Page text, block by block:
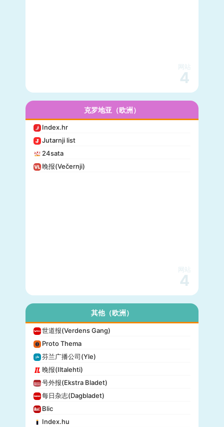
网站
4
克罗地亚（欧洲）
Index.hr
Jutarnji list
24sata
晚报(Večernji)
网站
4
其他（欧洲）
世道报(Verdens Gang)
Proto Thema
芬兰广播公司(Yle)
晚报(Iltalehti)
号外报(Ekstra Bladet)
每日杂志(Dagbladet)
Blic
Index.hu